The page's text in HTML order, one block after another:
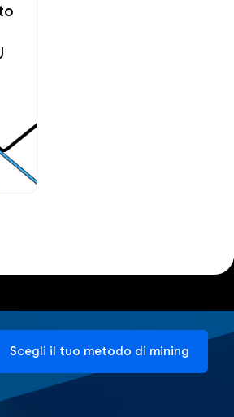
Scegli il tuo metodo di mining